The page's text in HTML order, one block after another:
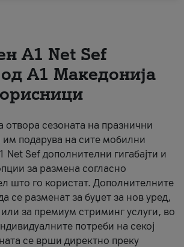
A1 Net Sеf
А1 Македонија
отвора сезоната на празнични
подарува на сите мобилни
Net Sef дополнителни гигабајти и
за размена согласно
што го користат. Дополнителните
се разменат за буџет за нов уред,
за премиум стриминг услуги, во
потреби на секој
се врши директно преку